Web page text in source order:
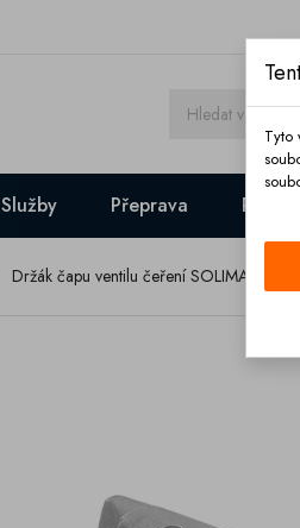
Služby Přeprava Platba
Držák čapu ventilu čeření SOLIMAR
Tyto